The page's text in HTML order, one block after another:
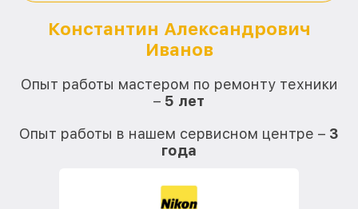
Константин Александрович
Иванов
Опыт работы мастером по ремонту техники
– 5 лет
Опыт работы в нашем сервисном центре – 3
года